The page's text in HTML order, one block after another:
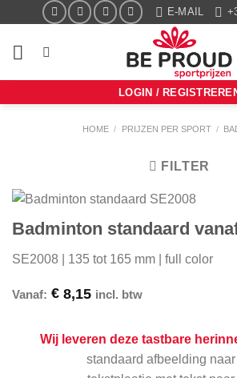
inhoud
E-MAIL
LOGIN /
HOME / PRIJZEN PER SPORT /
FILTER
Badminton standaard
SE2008 | 135 tot 165 mm | full color
Vanaf: € 8,15 incl. btw
Wij leveren deze tastbare
standaard afbeelding